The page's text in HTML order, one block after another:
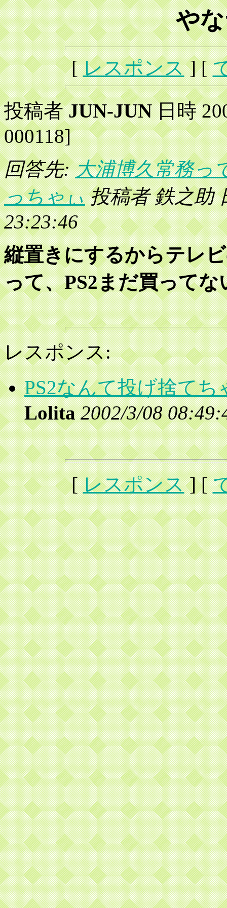
や
[レスポンス] [
投稿者JUN-JUN日時
000118]
回答先:大浦博久常務っ
っちゃぃ投稿者 鉄之助
23:23:46
縦置きにするからテレ
って、PS2まだ買ってな
レスポンス:
PS2なんて投げ捨てち
Lolita 2002/3/08
[レスポンス] [